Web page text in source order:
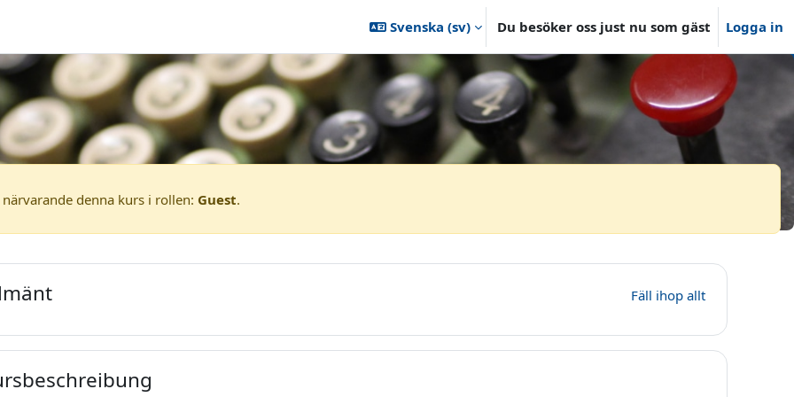
Svenska ‎(sv)‎ Du besöker oss just nu som gäst Logga in
Sommersemester 2022 Master- und Aufbaustudiengänge
Algorithmen
denna kurs i rollen: Guest.
Fäll ihop allt